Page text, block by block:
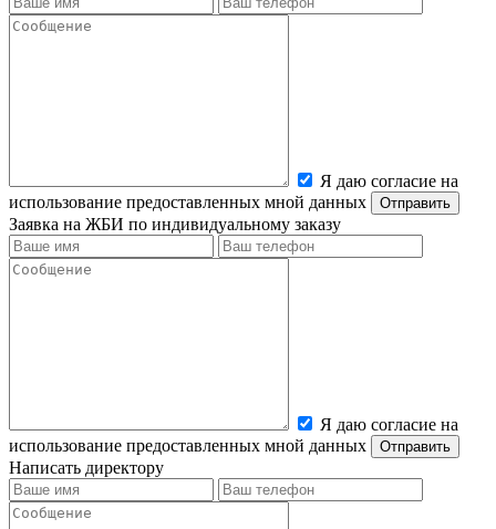
Я даю согласие на
использование предоставленных мной данных
Заявка на ЖБИ по индивидуальному заказу
Я даю согласие на
использование предоставленных мной данных
Написать директору